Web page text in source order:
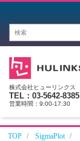
株式会社ヒューリンクス
TEL：03-5642-8385
営業時間：9:00-17:30
TOP SigmaPlot